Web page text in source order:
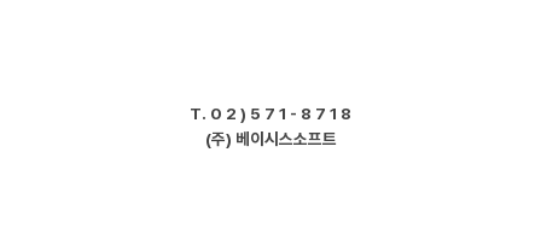
T. 0 2 ) 5 7 1 - 8 7 1 8
(주) 베이시스소프트